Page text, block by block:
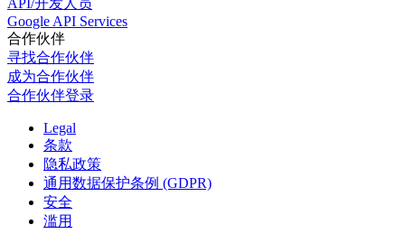
API/开发人员
Google API Services
合作伙伴
寻找合作伙伴
成为合作伙伴
合作伙伴登录
Legal
条款
隐私政策
通用数据保护条例 (GDPR)
安全
滥用